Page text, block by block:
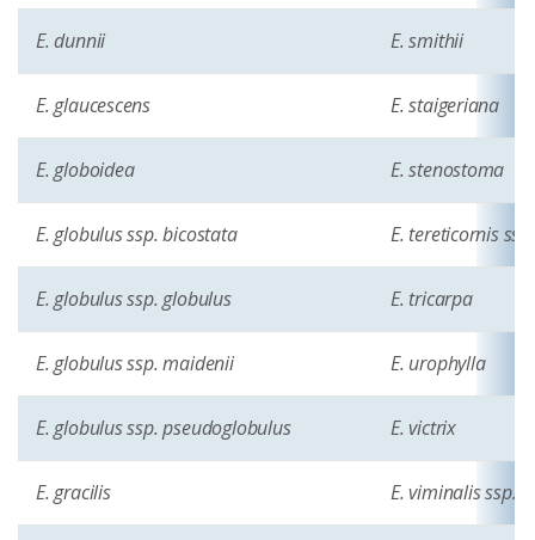
E. dunnii E. smithii
E. glaucescens E. staigeriana
E. globoidea E. stenostoma
E. globulus ssp. bicostata E. tereticornis
E. globulus ssp. globulus E. tricarpa
E. globulus ssp. maidenii E. urophylla
E. globulus ssp. pseudoglobulus E. victrix
E. gracilis E. viminalis ssp.